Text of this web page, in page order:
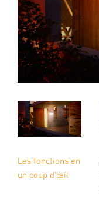
Les fonctions en
un coup d'œil